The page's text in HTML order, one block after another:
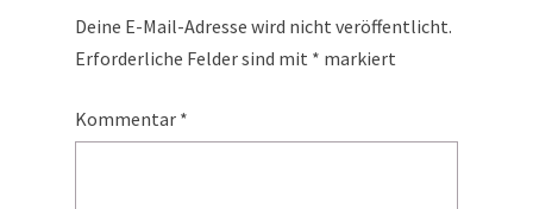
Deine E-Mail-Adresse wird nicht veröffentlicht.
Erforderliche Felder sind mit * markiert
Kommentar *